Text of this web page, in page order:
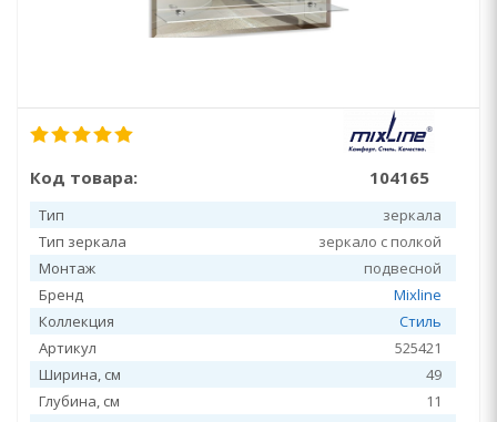
Код товара: 104165
Тип
зеркала
Тип зеркала
зеркало с полкой
Монтаж
подвесной
Бренд
Mixline
Коллекция
Стиль
Артикул
525421
Ширина, см
49
Глубина, см
11